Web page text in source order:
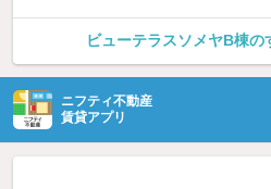
ビューテラスソメヤB棟の
ニフティ不動産
賃貸アプリ